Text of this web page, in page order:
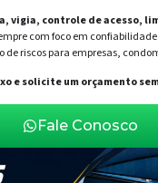
vigia, controle de acesso,
com foco em
riscos para empresas,
e solicite um orçamento
Fale Conosco